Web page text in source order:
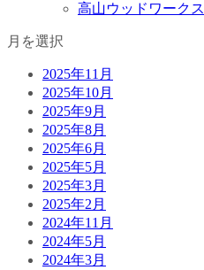
高山ウッドワークス
月を選択
2025年11月
2025年10月
2025年9月
2025年8月
2025年6月
2025年5月
2025年3月
2025年2月
2024年11月
2024年5月
2024年3月